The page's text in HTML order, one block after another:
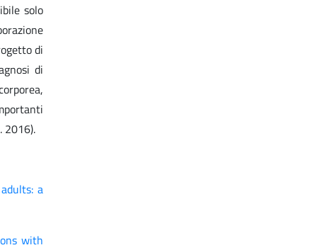
solo
di
di
2016).
a
with